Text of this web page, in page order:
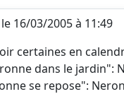
le 16/03/2005 à 11:49
certaines en
dans le jardin":
se repose":